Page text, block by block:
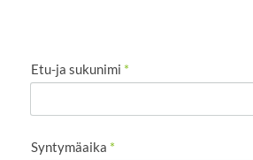
Etu-ja sukunimi *
Syntymäaika *